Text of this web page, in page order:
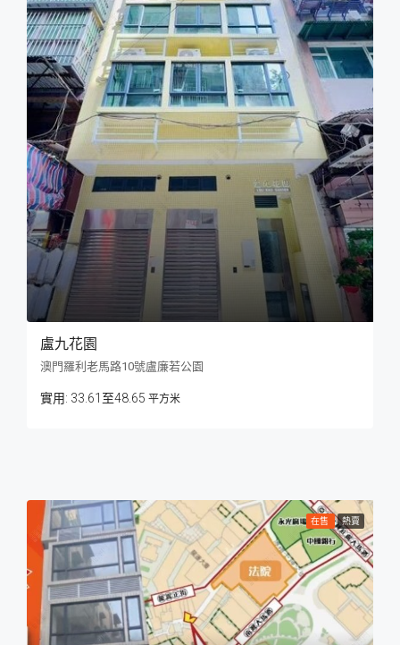
盧九花園
澳門羅利老馬路10號盧廉若公園
33.61至48.65 平方米
在售 熱賣